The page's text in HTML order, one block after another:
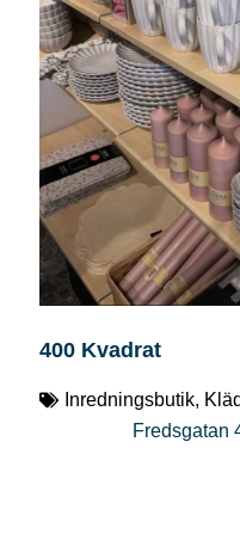
400 Kvadrat
Inredningsbutik,
Fredsgatan